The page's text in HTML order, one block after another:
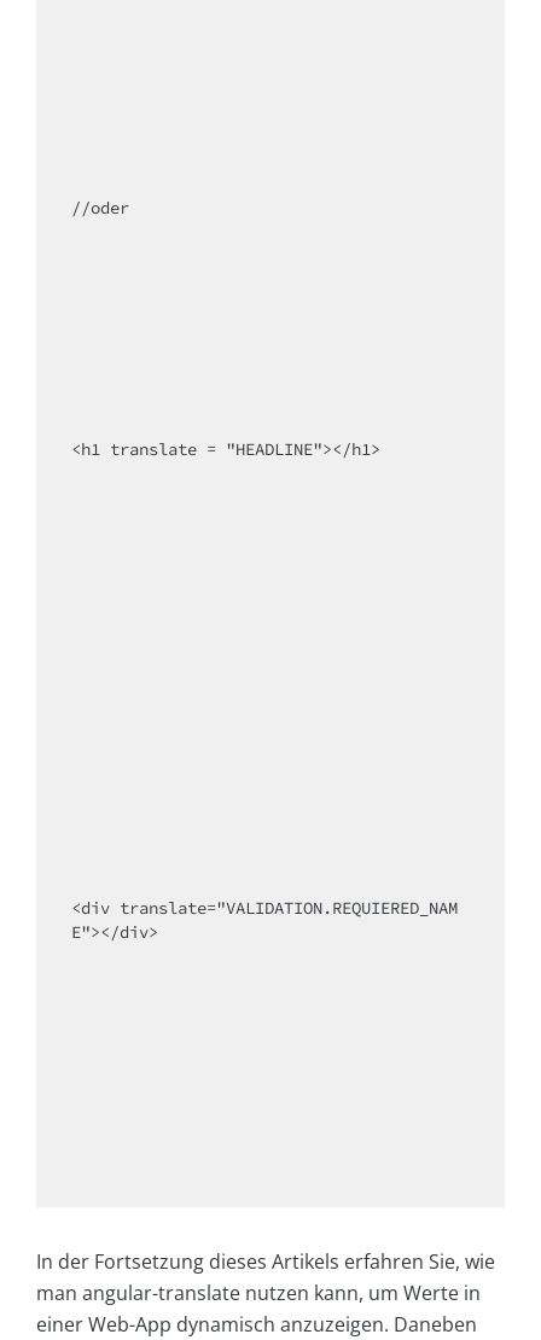
//oder
<h1 translate = "HEADLINE"></h1>
<div translate="VALIDATION.REQUIERED_NAM
E"></div>
In der Fortsetzung dieses Artikels erfahren Sie, wie
man angular-translate nutzen kann, um Werte in
einer Web-App dynamisch anzuzeigen. Daneben